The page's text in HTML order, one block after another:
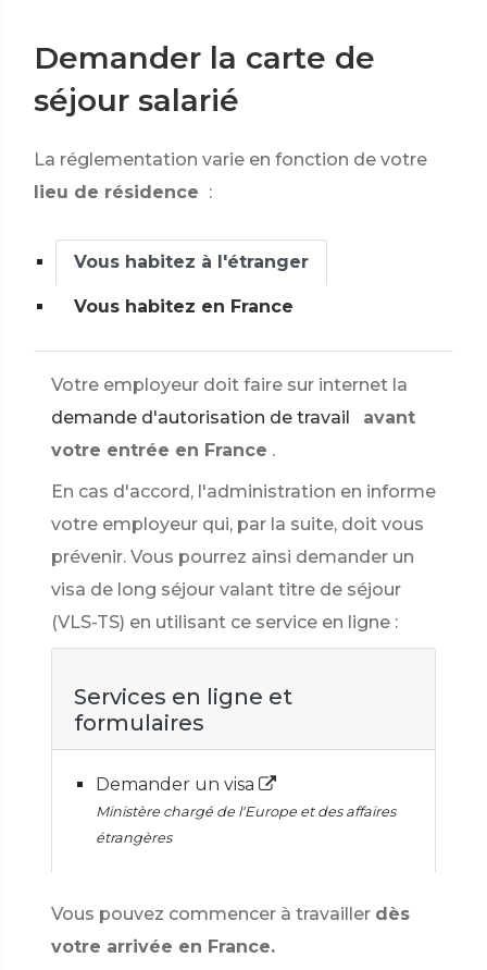
Demander la carte de
séjour salarié
La réglementation varie en fonction de votre
lieu de résidence :
Vous habitez à l'étranger
Vous habitez en France
Votre employeur doit faire sur internet la
demande d'autorisation de travail
avant
votre entrée en France .
En cas d'accord, l'administration en informe
votre employeur qui, par la suite, doit vous
prévenir. Vous pourrez ainsi demander un
visa de long séjour valant titre de séjour
(VLS-TS) en utilisant ce service en ligne :
Services en ligne et
formulaires
Demander un visa
Ministère chargé de l'Europe et des affaires
étrangères
Vous pouvez commencer à travailler dès
votre arrivée en France.